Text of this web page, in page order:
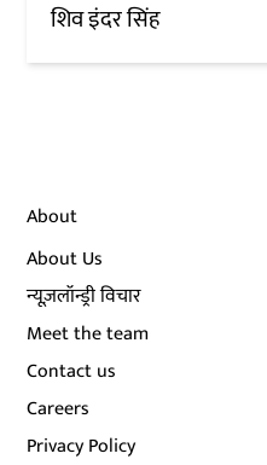
शिव इंदर सिंह
About
About Us
न्यूज़लॉन्ड्री विचार
Meet the team
Contact us
Careers
Privacy Policy